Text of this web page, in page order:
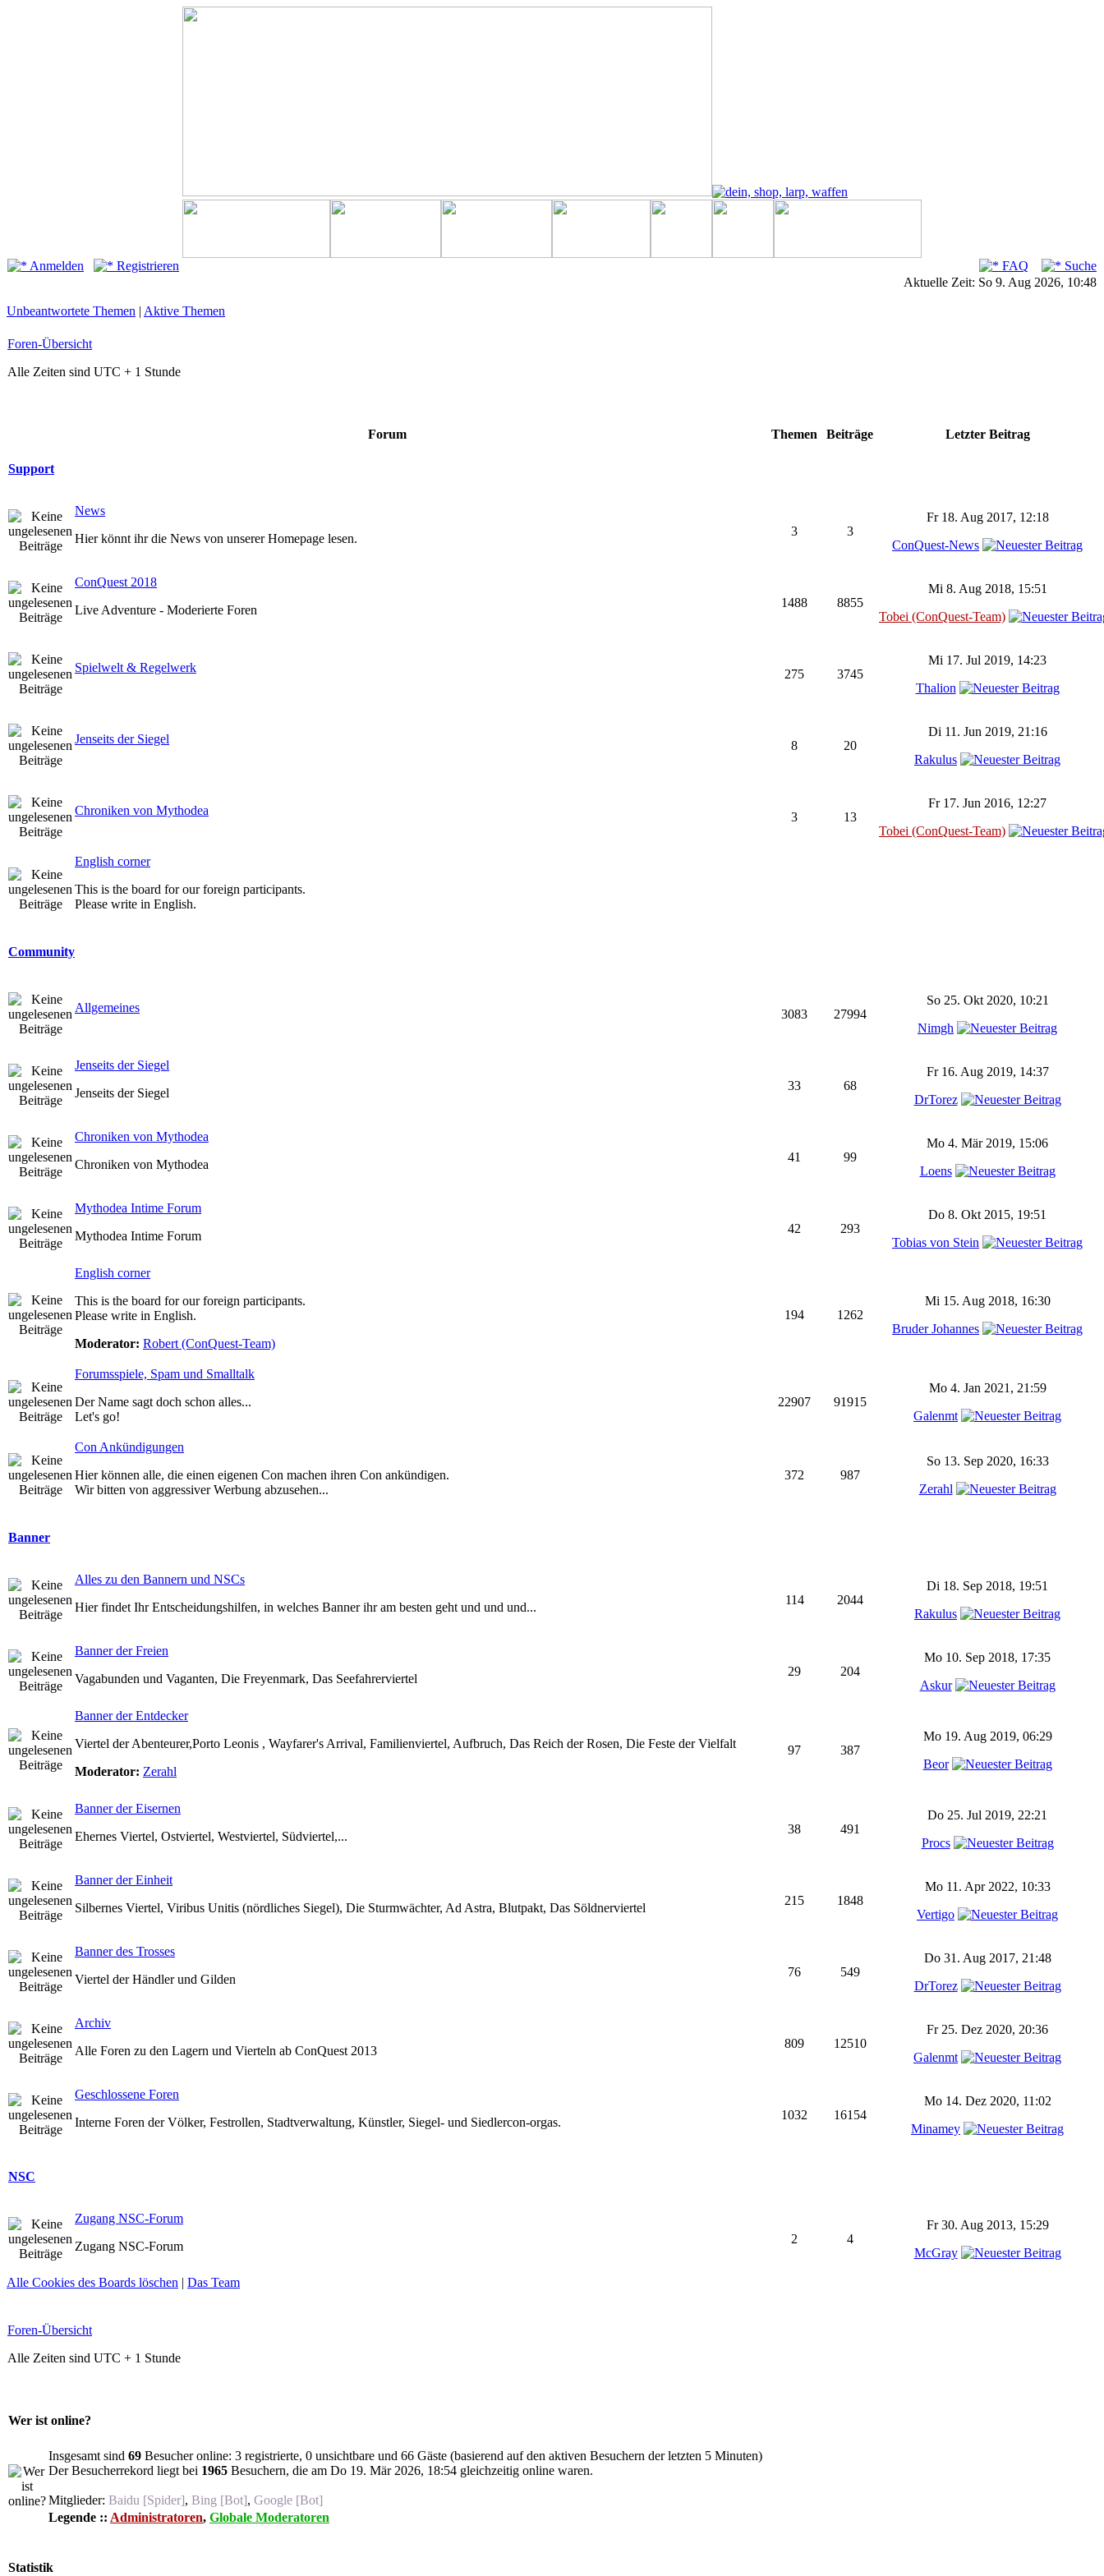
Anmelden Registrieren FAQ
Suche
Aktuelle Zeit: So 9. Aug 2026, 10:48
Unbeantwortete Themen | Aktive Themen
Foren-Übersicht
Alle Zeiten sind UTC + 1 Stunde
Forum Themen Beiträge Letzter Beitrag
Support
News
Hier könnt ihr die News von unserer Homepage lesen.
3 3
Fr 18. Aug 2017, 12:18
ConQuest-News
ConQuest 2018
Live Adventure - Moderierte Foren
1488 8855
Mi 8. Aug 2018, 15:51
Tobei (ConQuest-Team)
Spielwelt & Regelwerk 275 3745
Mi 17. Jul 2019, 14:23
Thalion
Jenseits der Siegel 8 20
Di 11. Jun 2019, 21:16
Rakulus
Chroniken von Mythodea 3 13
Fr 17. Jun 2016, 12:27
Tobei (ConQuest-Team)
English corner
This is the board for our foreign participants.
Please write in English.
Community
Allgemeines 3083 27994
So 25. Okt 2020, 10:21
Nimgh
Jenseits der Siegel
Jenseits der Siegel
33 68
Fr 16. Aug 2019, 14:37
DrTorez
Chroniken von Mythodea
Chroniken von Mythodea
41 99
Mo 4. Mär 2019, 15:06
Loens
Mythodea Intime Forum
Mythodea Intime Forum
42 293
Do 8. Okt 2015, 19:51
Tobias von Stein
English corner
This is the board for our foreign participants.
Please write in English.
Moderator: Robert (ConQuest-Team)
194 1262
Mi 15. Aug 2018, 16:30
Bruder Johannes
Forumsspiele, Spam und Smalltalk
Der Name sagt doch schon alles...
Let's go!
22907 91915
Mo 4. Jan 2021, 21:59
Galenmt
Con Ankündigungen
Hier können alle, die einen eigenen Con machen ihren Con ankündigen.
Wir bitten von aggressiver Werbung abzusehen...
372 987
So 13. Sep 2020, 16:33
Zerahl
Banner
Alles zu den Bannern und NSCs
Hier findet Ihr Entscheidungshilfen, in welches Banner ihr am besten geht und und und...
114 2044
Di 18. Sep 2018, 19:51
Rakulus
Banner der Freien
Vagabunden und Vaganten, Die Freyenmark, Das Seefahrerviertel
29 204
Mo 10. Sep 2018, 17:35
Askur
Banner der Entdecker
Viertel der Abenteurer,Porto Leonis , Wayfarer's Arrival, Familienviertel, Aufbruch, Das Reich der Rosen, Die Feste der Vielfalt
Moderator: Zerahl
97 387
Mo 19. Aug 2019, 06:29
Beor
Banner der Eisernen
Ehernes Viertel, Ostviertel, Westviertel, Südviertel,...
38 491
Do 25. Jul 2019, 22:21
Procs
Banner der Einheit
Silbernes Viertel, Viribus Unitis (nördliches Siegel), Die Sturmwächter, Ad Astra, Blutpakt, Das Söldnerviertel
215 1848
Mo 11. Apr 2022, 10:33
Vertigo
Banner des Trosses
Viertel der Händler und Gilden
76 549
Do 31. Aug 2017, 21:48
DrTorez
Archiv
Alle Foren zu den Lagern und Vierteln ab ConQuest 2013
809 12510
Fr 25. Dez 2020, 20:36
Galenmt
Geschlossene Foren
Interne Foren der Völker, Festrollen, Stadtverwaltung, Künstler, Siegel- und Siedlercon-orgas.
1032 16154
Mo 14. Dez 2020, 11:02
Minamey
NSC
Zugang NSC-Forum
Zugang NSC-Forum
2 4
Fr 30. Aug 2013, 15:29
McGray
Alle Cookies des Boards löschen | Das Team
Foren-Übersicht
Alle Zeiten sind UTC + 1 Stunde
Wer ist online?
Insgesamt sind 69 Besucher online: 3 registrierte, 0 unsichtbare und 66 Gäste (basierend auf den aktiven Besuchern der letzten 5 Minuten)
Der Besucherrekord liegt bei 1965 Besuchern, die am Do 19. Mär 2026, 18:54 gleichzeitig online waren.
Mitglieder: Baidu [Spider], Bing [Bot], Google [Bot]
Legende :: Administratoren, Globale Moderatoren
Statistik